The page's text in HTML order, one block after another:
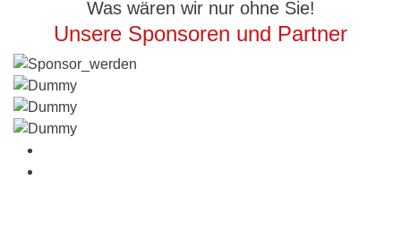
Was wären wir nur ohne Sie!
Unsere Sponsoren und Partner